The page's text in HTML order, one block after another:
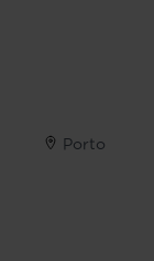
Porto